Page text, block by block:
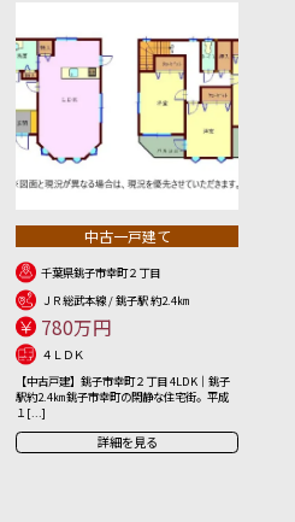
中古一戸建て
千葉県銚子市幸町２丁目
ＪＲ総武本線 / 銚子駅 約2.4㎞
780万円
４ＬＤＫ
【中古戸建】銚子市幸町２丁目 4LDK｜銚子
駅約2.4㎞ 銚子市幸町の閑静な住宅街。平成
１[...]
詳細を見る